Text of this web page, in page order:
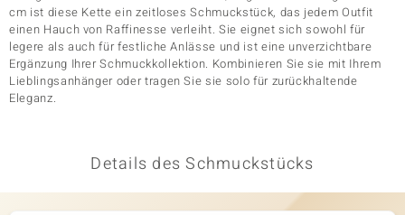
cm ist diese Kette ein zeitloses Schmuckstück, das jedem Outfit
einen Hauch von Raffinesse verleiht. Sie eignet sich sowohl für
legere als auch für festliche Anlässe und ist eine unverzichtbare
Ergänzung Ihrer Schmuckkollektion. Kombinieren Sie sie mit Ihrem
Lieblingsanhänger oder tragen Sie sie solo für zurückhaltende
Eleganz.
Details des Schmuckstücks